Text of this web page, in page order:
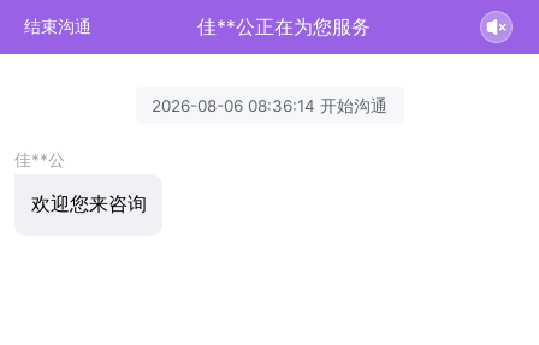
结束沟通 佳**公正在为您服务
2026-08-06 08:36:14 开始沟通
佳**公
欢迎您来咨询